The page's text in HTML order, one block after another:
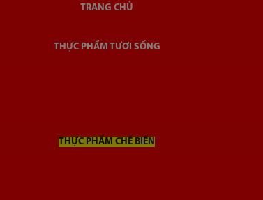
TRANG CHỦ
THỰC PHẨM TƯƠI SỐNG
THỰC PHẨM CHẾ BIẾN